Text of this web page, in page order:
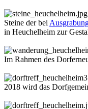
Steine der bei
in Heuchelheim zur
Im Rahmen des
2018 wird das